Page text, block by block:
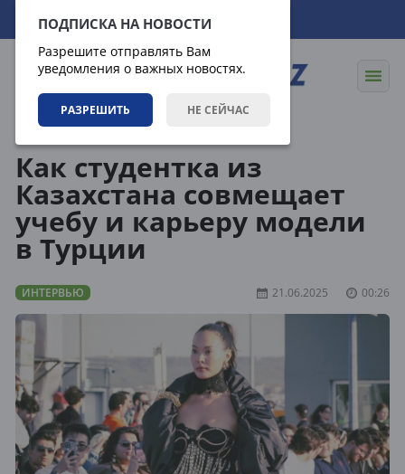
ПОДПИСКА НА НОВОСТИ
Разрешите отправлять Вам
уведомления о важных новостях.
РАЗРЕШИТЬ НЕ СЕЙЧАС
07.08.2026 21:39:53
Как студентка из
Казахстана совмещает
учебу и карьеру модели
в Турции
ИНТЕРВЬЮ 21.06.2025 00:26